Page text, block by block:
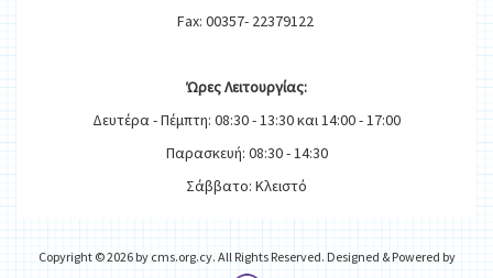
Fax: 00357- 22379122
ΏρεςΛειτουργίας:
Δευτέρα - Πέμπτη: 08:30 - 13:30 και 14:00 - 17:00
Παρασκευή: 08:30 - 14:30
Σάββατο: Κλειστό
Copyright © 2026 by cms.org.cy. All Rights Reserved. Designed & Powered by